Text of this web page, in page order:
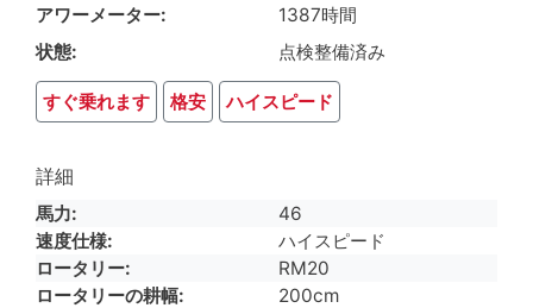
アワーメーター
1387時間
状態
点検整備済み
すぐ乗れます 格安 ハイスピード
詳細
馬力
46
速度仕様
ハイスピード
ロータリー
RM20
ロータリーの耕幅
200cm